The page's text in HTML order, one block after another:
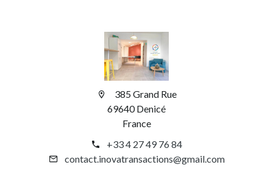
385 Grand Rue
69640 Denicé
France
+33 4 27 49 76 84
contact.inovatransactions@gmail.com